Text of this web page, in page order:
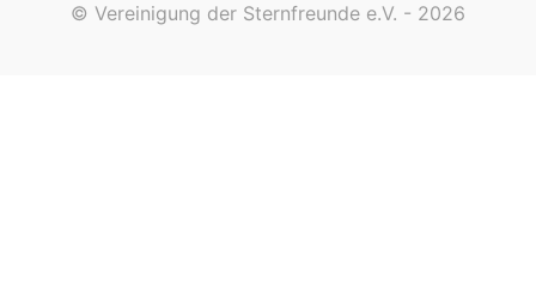
© Vereinigung der Sternfreunde e.V. - 2026